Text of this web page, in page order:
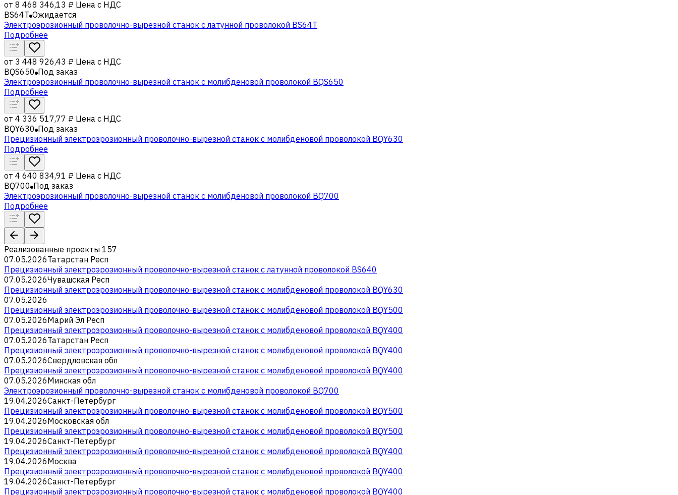
от 8 468 346,13 ₽ Цена с НДС
BS64T Ожидается
Электроэрозионный проволочно-вырезной станок с латунной проволокой BS64T
Подробнее
от 3 448 926,43 ₽ Цена с НДС
BQS650 Под заказ
Электроэрозионный проволочно-вырезной станок с молибденовой проволокой BQS650
Подробнее
от 4 336 517,77 ₽ Цена с НДС
BQY630 Под заказ
Прецизионный электроэрозионный проволочно-вырезной станок с молибденовой проволокой BQY630
Подробнее
от 4 640 834,91 ₽ Цена с НДС
BQ700 Под заказ
Электроэрозионный проволочно-вырезной станок с молибденовой проволокой BQ700
Подробнее
Реализованные проекты 157
07.05.2026Татарстан Респ
Прецизионный электроэрозионный проволочно-вырезной станок с латунной проволокой BS640
07.05.2026Чувашская Респ
Прецизионный электроэрозионный проволочно-вырезной станок с молибденовой проволокой BQY630
07.05.2026
Прецизионный электроэрозионный проволочно-вырезной станок с молибденовой проволокой BQY500
07.05.2026Марий Эл Респ
Прецизионный электроэрозионный проволочно-вырезной станок с молибденовой проволокой BQY400
07.05.2026Татарстан Респ
Прецизионный электроэрозионный проволочно-вырезной станок с молибденовой проволокой BQY400
07.05.2026Свердловская обл
Прецизионный электроэрозионный проволочно-вырезной станок с молибденовой проволокой BQY400
07.05.2026Минская обл
Электроэрозионный проволочно-вырезной станок с молибденовой проволокой BQ700
19.04.2026Санкт-Петербург
Прецизионный электроэрозионный проволочно-вырезной станок с молибденовой проволокой BQY500
19.04.2026Московская обл
Прецизионный электроэрозионный проволочно-вырезной станок с молибденовой проволокой BQY500
19.04.2026Санкт-Петербург
Прецизионный электроэрозионный проволочно-вырезной станок с молибденовой проволокой BQY400
19.04.2026Москва
Прецизионный электроэрозионный проволочно-вырезной станок с молибденовой проволокой BQY400
19.04.2026Санкт-Петербург
Прецизионный электроэрозионный проволочно-вырезной станок с молибденовой проволокой BQY400